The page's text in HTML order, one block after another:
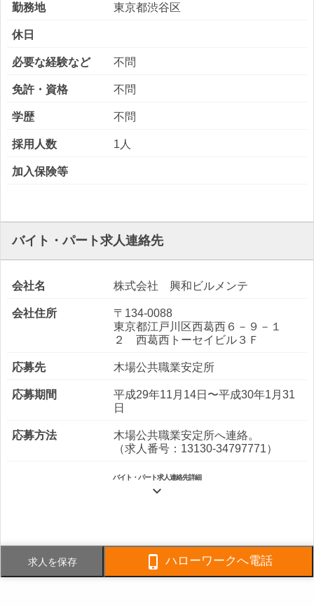
勤務地 東京都渋谷区
休日
必要な経験など 不問
免許・資格 不問
学歴 不問
採用人数 1人
加入保険等
バイト・パート求人連絡先
会社名 株式会社 興和ビルメンテ
会社住所
〒134-0088
東京都江戸川区西葛西６－９－１
２ 西葛西トーセイビル３Ｆ
応募先 木場公共職業安定所
応募期間
平成29年11月14日〜平成30年1月31
日
応募方法
木場公共職業安定所へ連絡。
（求人番号：13130-34797771）
バイト・パート求人連絡先詳細

事業内容
○ビル・マンションの総合管理業。電
気・冷暖房設備の保守、給排水・衛
求人を保存  ハローワークへ電話